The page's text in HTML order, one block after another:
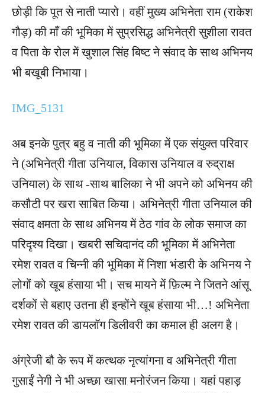
छोड़ी कि पूत से नाती प्यारो। वहीं मुख्य अभिनेता राम (राकेश
गौड़) की माँ की भूमिका में सुप्रसिद्ध अभिनेत्री सुशीला रावत
व पिता के रोल में खुशाल सिंह बिष्ट ने संवाद के साथ अभिनय
भी बखूबी निभाया।
IMG_5131
अब इनके पुत्र बहु व नाती की भूमिका में एक संयुक्त परिवार
ने (अभिनेत्री गीता उनियाल, विकास उनियाल व रुद्राक्ष
उनियाल) के साथ -साथ बालिका ने भी अपने को अभिनय की
कसौटी पर खरा साबित किया। अभिनेत्री गीता उनियाल की
संवाद क्षमता के साथ अभिनय में ठेठ गांव के लोक समाज का
परिदृश्य दिखा। खबरी सचिदानंद की भूमिका में अभिनेता
रमेश रावत व चिन्नी की भूमिका में निशा भंडारी के अभिनय ने
लोगों को खूब हंसाया भी। सच मायने में फ़िल्म ने जितने आंसू
दर्शकों से बहाए उतना ही इन्होंने खूब हंसाया भी…! अभिनेता
रमेश रावत की डायलॉग डिलीवरी का कमाल ही अलग है।
अंग्रेजी बौ के रूप में कत्थक नृत्यांगना व अभिनेत्री गीता
गुसाईं नेगी ने भी अच्छा खासा मनोरंजन किया। यहां पहाड़